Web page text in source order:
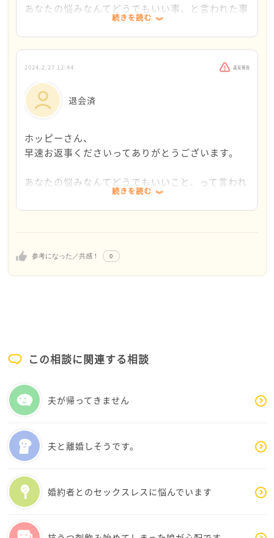
いずれにしろ、ホッピーさんが大事に思っていたり、
気に掛けていることを
軽くあしらわれてしまうと、怖くなってしまっても当然
なのかなと思いました。
そんな中、相談機関に行かれたり、ここにお悩みを投
稿してくださったり
頑張っていらしゃっているのですね。
説明するのと
どちらの方が得意とかはありますか？
れません。
さて、離婚に際して名を変えようか迷っているとのこ
すでしょうか。
参考になった／共感！ 0
あなたの悩みなんてどうでもいい事、と言われた事
があります。悩みというか、選択肢を迷っていて、
意見を聞きたいと思って相談してら、そんなのどっ
ちでもいい、と。
名前ですが、名です
もう長年位使っている通称呼称名(いわゆるニック
ネーム)があり、住民票上のふりがなも現在はそち
漢字がそうは読めないので、漢字名を変更しようか
と思っています
ただ離婚後、旧姓に戻る可能性があるので
どうしたものかと思っています
続きを読む
2024.2.27 12:44 違反報告
退会済
ホッピーさん、
早速お返事くださいってありがとうございます。
あなたの悩みなんてどうでもいいこと、って言われ
てしまったことがあるのですね。
失礼なことを言う人だなあ、となんだか私が、そん
どっちでも良くないから、迷っているから相談して
た漢字名との
それとも手続きが複数になってしまい面倒なかんじ
になってしまうとか？
離婚がどれだけ具体的か分かりませんが、
離婚したら旧姓に戻すつもりがあって、今のままの
姓でいることはない
という理解でよろしいでしょうか。
婚氏＋名
婚氏＋通称呼称名
旧姓＋名
続きを読む
この相談に関連する相談
夫が帰ってきません
夫と離婚しそうです。
婚約者とのセックスレスに悩んでいます